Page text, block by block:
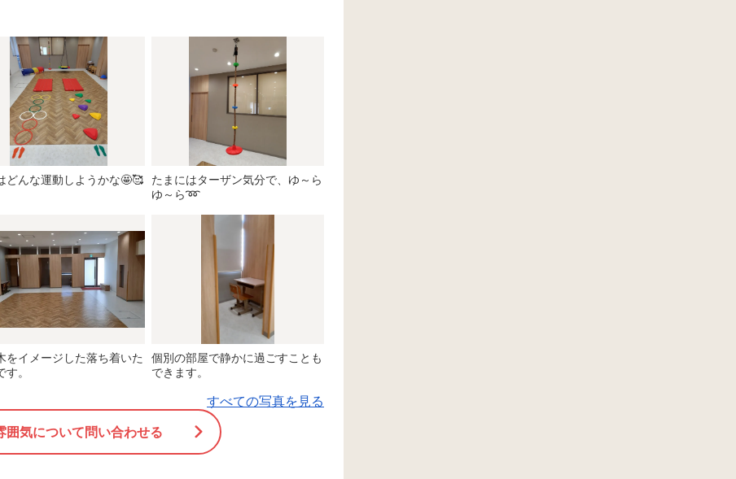
どんな運動しようかな🤩🥰 たまにはターザン気分で、ゆ～ら
ゆ～ら➿
をイメージした落ち着いた
。
個別の部屋で静かに過ごすことも
できます。
すべての写真を見る
囲気について問い合わせる